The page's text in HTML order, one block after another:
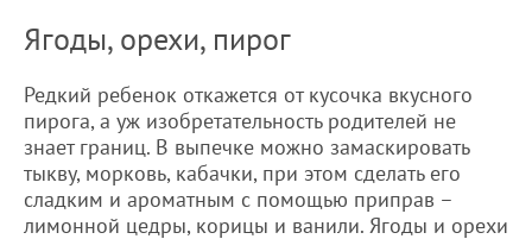
Ягоды, орехи, пирог
Редкий ребенок откажется от кусочка вкусного
пирога, а уж изобретательность родителей не
знает границ. В выпечке можно замаскировать
тыкву, морковь, кабачки, при этом сделать его
сладким и ароматным с помощью приправ –
лимонной цедры, корицы и ванили. Ягоды и орехи